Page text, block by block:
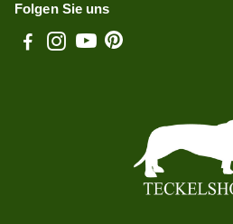
Folgen Sie uns